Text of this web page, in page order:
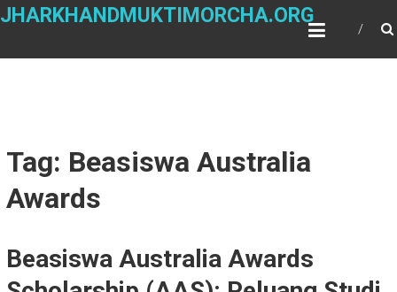
Skip
JHARKHANDMUKTIMORCHA.ORG
Tag: Beasiswa Australia
Awards
Beasiswa Australia Awards